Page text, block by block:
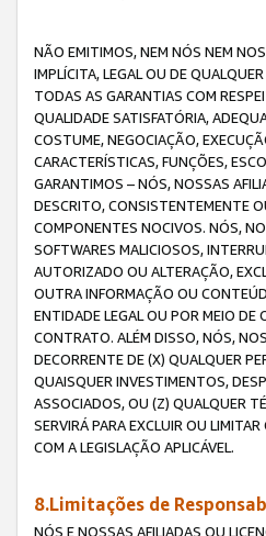
NÃO EMITIMOS, NEM NÓS NEM
IMPLÍCITA, LEGAL OU DE
TODAS AS GARANTIAS COM
QUALIDADE SATISFATÓRIA,
COSTUME, NEGOCIAÇÃO,
CARACTERÍSTICAS, FUNÇÕES,
GARANTIMOS – NÓS, NOSSAS
DESCRITO, CONSISTENTEMENTE
COMPONENTES NOCIVOS. NÓS,
SOFTWARES MALICIOSOS,
AUTORIZADO OU ALTERAÇÃO,
OUTRA INFORMAÇÃO OU
ENTIDADE LEGAL OU POR MEIO DE
CONTRATO. ALÉM DISSO, NÓS,
DECORRENTE DE (X) QUALQUER
QUAISQUER INVESTIMENTOS,
ASSOCIADOS, OU (Z) QUALQUER
SERVIRÁ PARA EXCLUIR OU
COM A LEGISLAÇÃO APLICÁVEL.
8.Limitações de
NÓS E NOSSAS AFILIADAS OU